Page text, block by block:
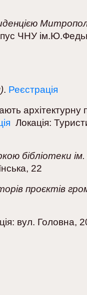
ЧНУ
. Реєстрація
архітектурну
Локація:
бібліотеки
22
проєктів
вул. Головна,